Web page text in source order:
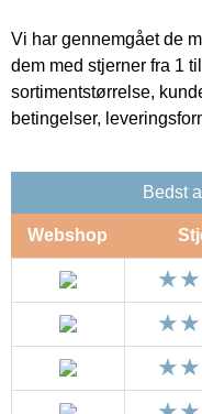
Vi har gennemgået de
dem med stjerner fra 1
sortimentstørrelse,
betingelser,
Bedst
Webshop